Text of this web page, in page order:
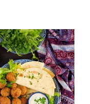
| 149